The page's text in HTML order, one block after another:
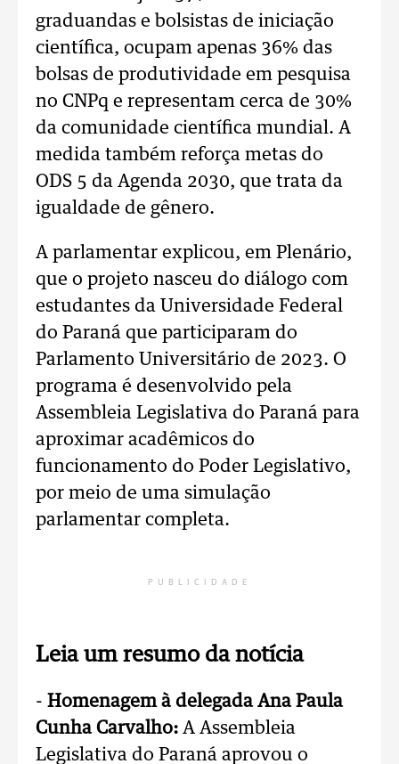
graduandas e bolsistas de iniciação
científica, ocupam apenas 36% das
bolsas de produtividade em pesquisa
no CNPq e representam cerca de 30%
da comunidade científica mundial. A
medida também reforça metas do
ODS 5 da Agenda 2030, que trata da
igualdade de gênero.
A parlamentar explicou, em Plenário,
que o projeto nasceu do diálogo com
estudantes da Universidade Federal
do Paraná que participaram do
Parlamento Universitário de 2023. O
programa é desenvolvido pela
Assembleia Legislativa do Paraná para
aproximar acadêmicos do
funcionamento do Poder Legislativo,
por meio de uma simulação
parlamentar completa.
PUBLICIDADE
Leia um resumo da notícia
- Homenagem à delegada Ana Paula
Cunha Carvalho: A Assembleia
Legislativa do Paraná aprovou o